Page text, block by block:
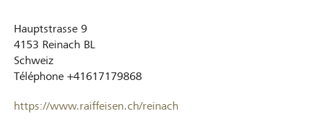
Hauptstrasse 9
4153 Reinach BL
Schweiz
Téléphone +41617179868
https://www.raiffeisen.ch/reinach